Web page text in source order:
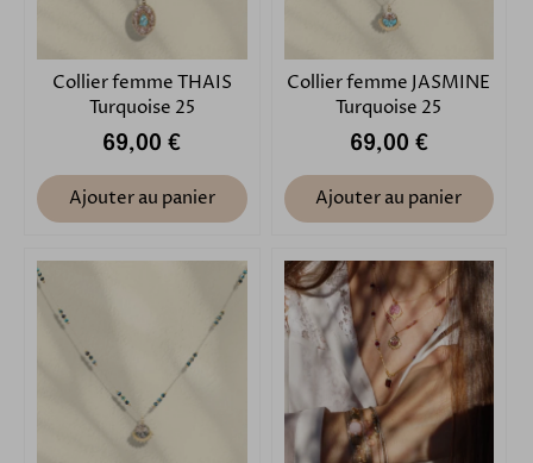
Collier femme THAIS
Turquoise 25
69,00 €
Ajouter au panier
Collier femme JASMINE
Turquoise 25
69,00 €
Ajouter au panier